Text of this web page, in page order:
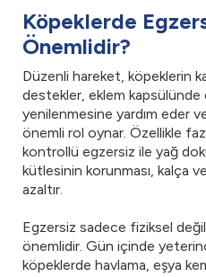
Köpeklerde
Önemlidir?
Düzenli hareket, köpeklerin
destekler, eklem kapsülünde
yenilenmesine yardım eder
önemli rol oynar. Özellikle
kontrollü egzersiz ile yağ
kütlesinin korunması, kalça
azaltır.
Egzersiz sadece fiziksel
önemlidir. Gün içinde
köpeklerde havlama, eşya